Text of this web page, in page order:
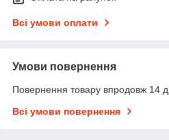
Всі умови оплати
Умови повернення
Повернення товару впродовж 14
Всі умови повернення